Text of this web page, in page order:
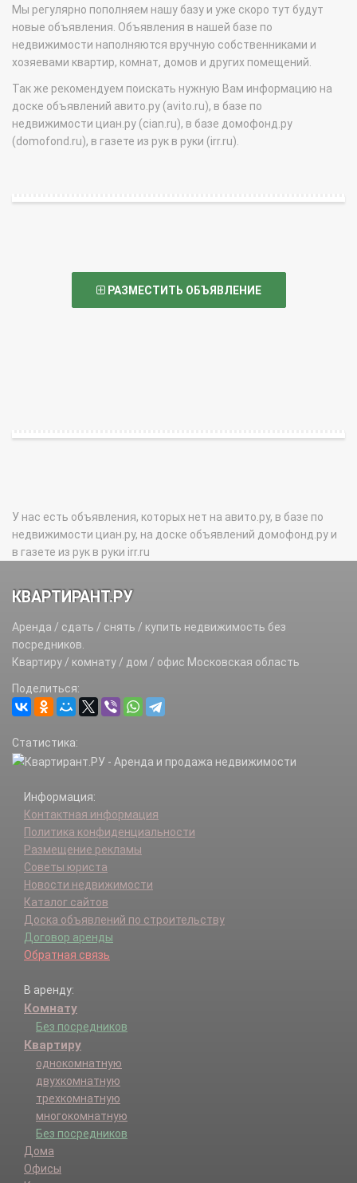
Мы регулярно пополняем нашу базу и уже скоро тут будут
новые объявления. Объявления в нашей базе по
недвижимости наполняются вручную собственниками и
хозяевами квартир, комнат, домов и других помещений.
Так же рекомендуем поискать нужную Вам информацию на
доске объявлений авито.ру (avito.ru), в базе по
недвижимости циан.ру (cian.ru), в базе домофонд.ру
(domofond.ru), в газете из рук в руки (irr.ru).
РАЗМЕСТИТЬ ОБЪЯВЛЕНИЕ
У нас есть объявления, которых нет на авито.ру, в базе по
недвижимости циан.ру, на доске объявлений домофонд.ру и
в газете из рук в руки irr.ru
КВАРТИРАНТ.РУ
Аренда / сдать / снять / купить недвижимость без
посредников.
Квартиру / комнату / дом / офис Московская область
Поделиться:
Статистика:
Информация:
Контактная информация
Политика конфиденциальности
Размещение рекламы
Советы юриста
Новости недвижимости
Каталог сайтов
Доска объявлений по строительству
Договор аренды
Обратная связь
В аренду:
Комнату
Без посредников
Квартиру
однокомнатную
двухкомнатную
трехкомнатную
многокомнатную
Без посредников
Дома
Офисы